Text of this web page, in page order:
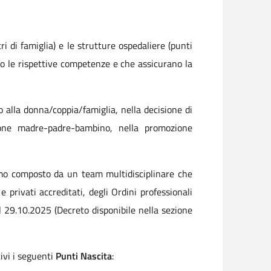
di famiglia) e le strutture ospedaliere (punti
le rispettive competenze e che assicurano la
donna/coppia/famiglia, nella decisione di
padre-bambino, nella promozione
composto da un team multidisciplinare che
privati accreditati, degli Ordini professionali
(Decreto disponibile nella sezione
i seguenti Punti Nascita: